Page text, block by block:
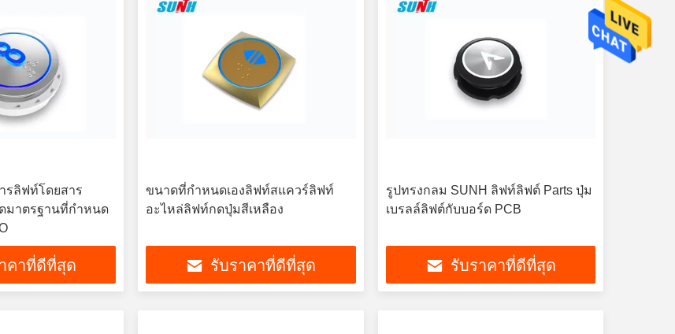
รลิฟท์โดยสาร
มาตรฐานที่กำหนด
คาที่ดีที่สุด
ขนาดที่กำหนดเองลิฟท์สแควร์ลิฟท์
อะไหล่ลิฟท์กดปุ่มสีเหลือง
รับราคาที่ดีที่สุด
รูปทรงกลม SUNH ลิฟท์ลิฟต์ Parts ปุ่ม
เบรลล์ลิฟต์กับบอร์ด PCB
รับราคาที่ดีที่สุด